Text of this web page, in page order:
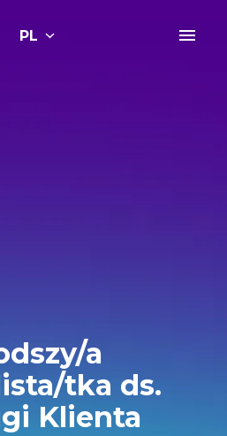
PL
a
tka ds.
Klienta